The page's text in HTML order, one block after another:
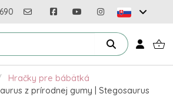
Hračky pre bábätká
z prírodnej gumy | Stegosaurus